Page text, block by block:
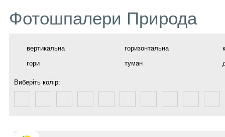
Фотошпалери Природа
вертикальна горизонтальна
гори
туман
Виберіть колір: